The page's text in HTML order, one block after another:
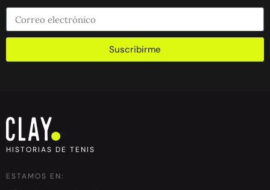
Suscribirme
HISTORIAS DE TENIS
ESTAMOS EN: